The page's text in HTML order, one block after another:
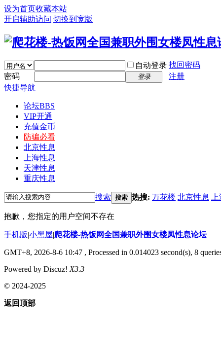
设为首页收藏本站
开启辅助访问 切换到宽版
自动登录 找回密码
密码
登录
注册
快捷导航
论坛BBS
VIP开通
充值金币
防骗必看
北京性息
上海性息
天津性息
重庆性息
搜索 搜索 热搜: 万花楼 北京性息
抱歉，您指定的用户空间不存在
手机版|小黑屋|爬花楼-热饭网全国兼职外围女楼凤性息论坛
GMT+8, 2026-8-6 10:47 , Processed in 0.014023 second(s), 8
Powered by Discuz! X3.3
© 2024-2025
返回顶部